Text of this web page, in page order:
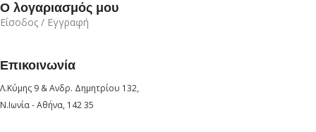
Ο λογαριασμός μου
Είσοδος / Εγγραφή
Επικοινωνία
Λ.Κύμης 9 & Ανδρ. Δημητρίου 132,
Ν.Ιωνία - Αθήνα, 142 35